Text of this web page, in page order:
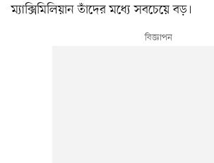
ম্যাক্সিমিলিয়ান তাঁদের মধ্যে সবচেয়ে বড়।